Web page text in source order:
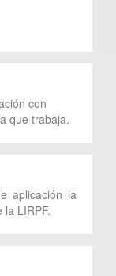
con
que trabaja.
aplicación la
LIRPF.